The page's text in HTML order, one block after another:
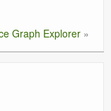
Graph Explorer »